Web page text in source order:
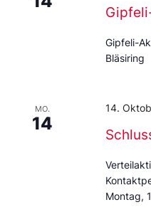
Gipfeli-
Bläsiring
MO.
14
14.
Montag,